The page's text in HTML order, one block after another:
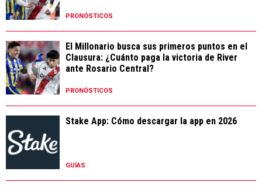
PRONÓSTICOS
El Millonario busca sus primeros puntos en el
Clausura: ¿Cuánto paga la victoria de River
ante Rosario Central?
PRONÓSTICOS
Stake App: Cómo descargar la app en 2026
GUÍAS